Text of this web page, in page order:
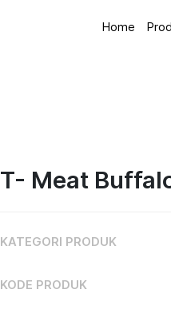
Home
T- Meat
KATEGORI PRODUK
KODE PRODUK